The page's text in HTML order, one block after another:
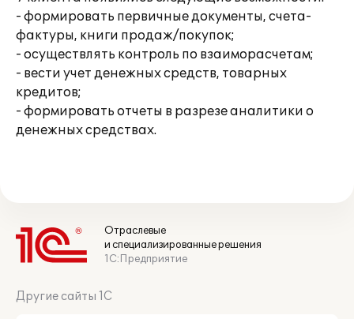
- формировать первичные документы, счета-
фактуры, книги продаж/покупок;
- осуществлять контроль по взаиморасчетам;
- вести учет денежных средств, товарных
кредитов;
- формировать отчеты в разрезе аналитики о
денежных средствах.
Отраслевые
и специализированные решения
1С:Предприятие
Другие сайты 1С